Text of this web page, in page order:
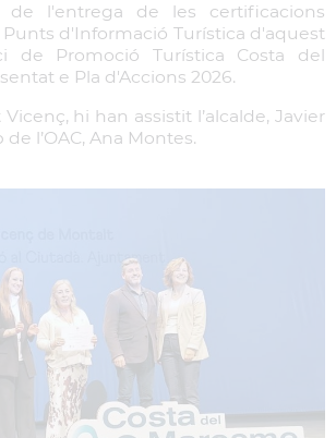
l'entrega de les certificacions
d'Informació Turística d'aquest
de Promoció Turística Costa del
e Pla d'Accions 2026.
hi han assistit l’alcalde, Javier
l’OAC, Ana Montes.